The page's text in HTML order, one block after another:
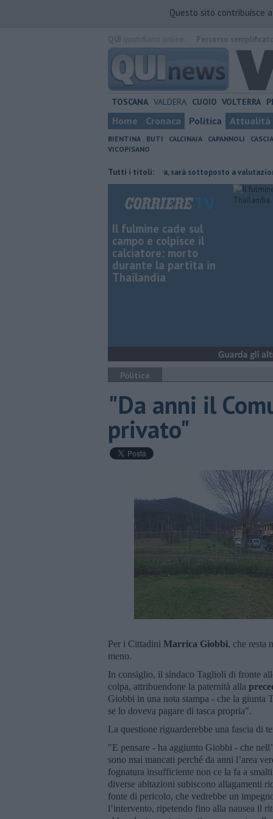
Questo sito contribuisce
TOSCANA VALDERA CUOIO VOLTERRA
Home Cronaca Politica Attualità
BIENTINA BUTI CALCINAIA CAPANNOLI
VICOPISANO
Tutti i titoli:
Fotovoltaico a Val di Cava, sarà sottoposto a valutazione
Il fulmine cade sul
campo e colpisce il
calciatore: morto
durante la partita in
Thailandia
Politica
"Da anni il
privato"
Per i Cittadini Marrica Giobbi, che resta
meno.
In consiglio, il sindaco Taglioli di fronte
colpa, attribuendone la paternità alla
Giobbi in una nota stampa - che la giunta
se lo doveva pagare di tasca propria".
La questione riguarderebbe una fascia di
"E pensare - ha aggiunto Giobbi - che
sono mai mancati perché da anni l’area
fognatura insufficiente non ce la fa a
diverse abitazioni subiscono allagamenti
fonte di pericolo, che vedrebbe un
l’intervento, ripetendo fino alla nausea il